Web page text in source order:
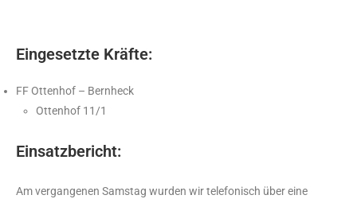
Eingesetzte Kräfte:
FF Ottenhof – Bernheck
Ottenhof 11/1
Einsatzbericht:
Am vergangenen Samstag wurden wir telefonisch über eine